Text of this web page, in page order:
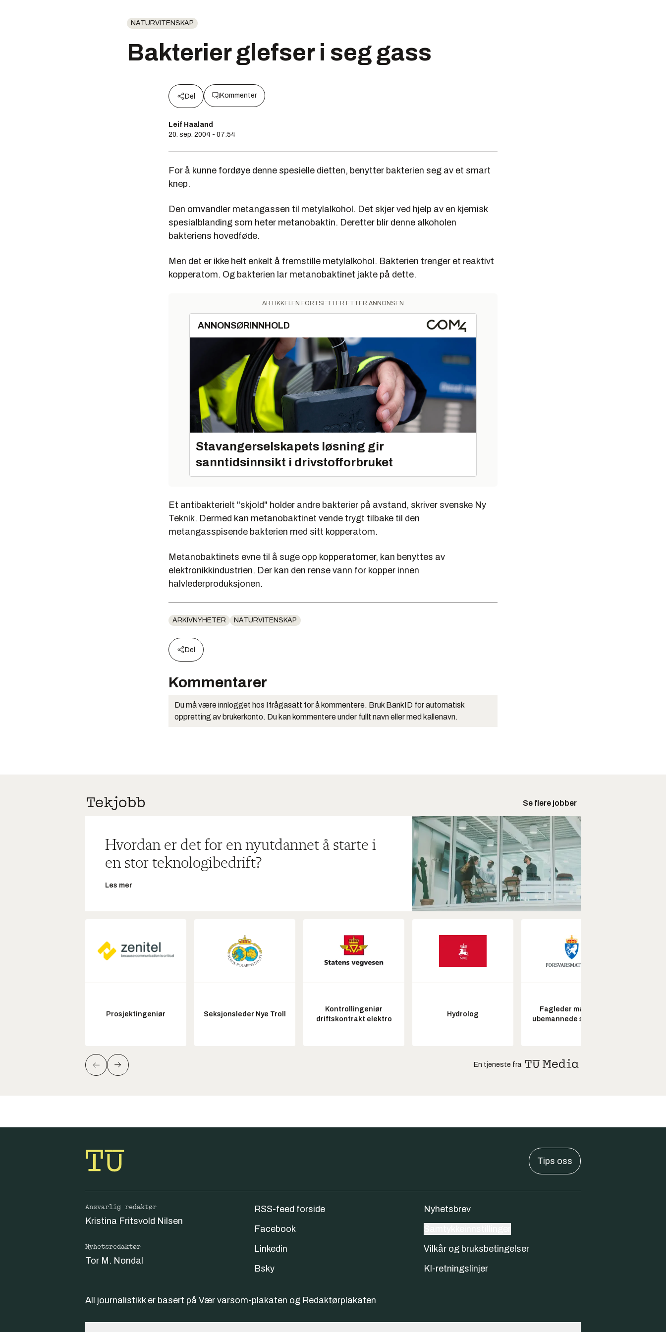
NATURVITENSKAP
Bakterier glefser i seg gass
Del Kommenter
Leif Haaland
20. sep. 2004 - 07:54
For å kunne fordøye denne spesielle dietten, benytter bakterien seg av et smart
knep.
Den omvandler metangassen til metylalkohol. Det skjer ved hjelp av en kjemisk
spesialblanding som heter metanobaktin. Deretter blir denne alkoholen
bakteriens hovedføde.
Men det er ikke helt enkelt å fremstille metylalkohol. Bakterien trenger et reaktivt
kopperatom. Og bakterien lar metanobaktinet jakte på dette.
ARTIKKELEN FORTSETTER ETTER ANNONSEN
ANNONSØRINNHOLD
Stavangerselskapets løsning gir
sanntidsinnsikt i drivstofforbruket
Et antibakterielt "skjold" holder andre bakterier på avstand, skriver svenske Ny
Teknik. Dermed kan metanobaktinet vende trygt tilbake til den
metangasspisende bakterien med sitt kopperatom.
Metanobaktinets evne til å suge opp kopperatomer, kan benyttes av
elektronikkindustrien. Der kan den rense vann for kopper innen
halvlederproduksjonen.
ARKIVNYHETER NATURVITENSKAP
Del
Kommentarer
Du må være innlogget hos Ifrågasätt for å kommentere. Bruk BankID for automatisk
oppretting av brukerkonto. Du kan kommentere under fullt navn eller med kallenavn.
Se flere jobber
Hvordan er det for en nyutdannet å starte i
en stor teknologibedrift?
Les mer
Prosjektingeniør Seksjonsleder Nye Troll
Kontrollingeniør
driftskontrakt elektro
Hydrolog
Fagleder maritime
ubemannede systemer
En tjeneste fra
Tips oss
Ansvarlig redaktør
Kristina Fritsvold Nilsen
Nyhetsredaktør
Tor M. Nondal
RSS-feed forside
Facebook
Linkedin
Bsky
Nyhetsbrev
Vilkår og bruksbetingelser
KI-retningslinjer
All journalistikk er basert på Vær varsom-plakaten og Redaktørplakaten